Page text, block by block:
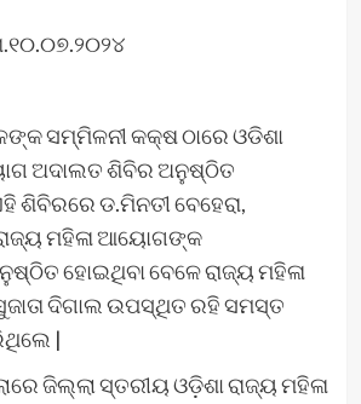
ସମ୍ମିଳନୀ କକ୍ଷ ଠାରେ ଓଡିଶା
ଅଦାଲତ ଶିବିର ଅନୁଷ୍ଠିତ
ଶିବିରରେ ଡ.ମିନତୀ ବେହେରା,
ମହିଳା ଆୟୋଗଙ୍କ
ହୋଇଥିବା ବେଳେ ରାଜ୍ୟ ମହିଳା
ଦିଗାଲ ଉପସ୍ଥିତ ରହି ସମସ୍ତ
|
ଜିଲ୍ଲା ସ୍ତରୀୟ ଓଡ଼ିଶା ରାଜ୍ୟ ମହିଳା